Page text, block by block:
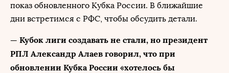
показ обновленного Кубка России. В ближайшие
дни встретимся с РФС, чтобы обсудить детали.
— Кубок лиги создавать не стали, но президент
РПЛ Александр Алаев говорил, что при
обновлении Кубка России «хотелось бы